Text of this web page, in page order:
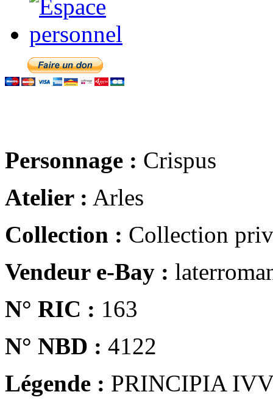
Personnage : Crispus
Atelier : Arles
Collection : Collection
Vendeur e-Bay :
N° RIC : 163
N° NBD : 4122
Légende : PRINCIPIA